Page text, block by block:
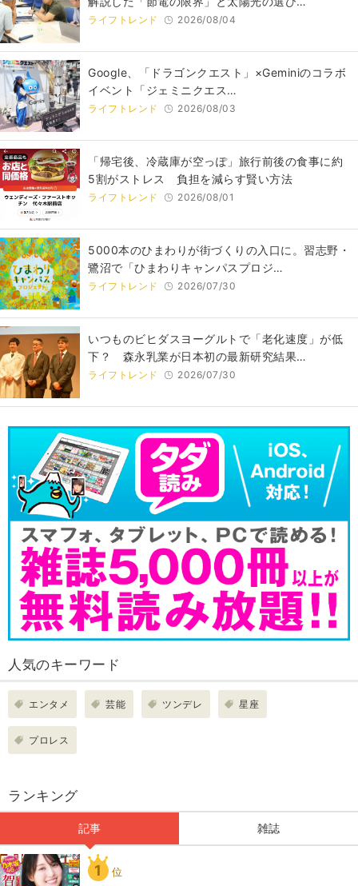
ライフトレンド 2026/08/04
Google、「ドラゴンクエスト」×Geminiのコラボ
イベント「ジェミニクエス…
ライフトレンド 2026/08/03
「帰宅後、冷蔵庫が空っぽ」旅行前後の食事に約
5割がストレス 負担を減らす賢い方法
ライフトレンド 2026/08/01
5000本のひまわりが街づくりの入口に。習志野・
鷺沼で「ひまわりキャンパスプロジ…
ライフトレンド 2026/07/30
いつものビヒダスヨーグルトで「老化速度」が低
下？ 森永乳業が日本初の最新研究結果…
ライフトレンド 2026/07/30
人気のキーワード
エンタメ 芸能 ツンデレ 星座
プロレス
ランキング
記事 雑誌
1 位